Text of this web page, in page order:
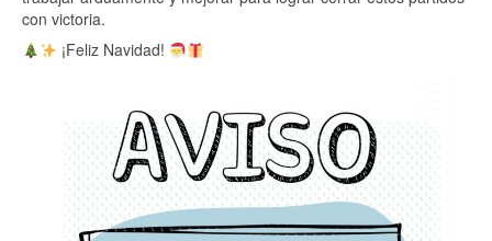
con victoria.
¡Feliz Navidad!